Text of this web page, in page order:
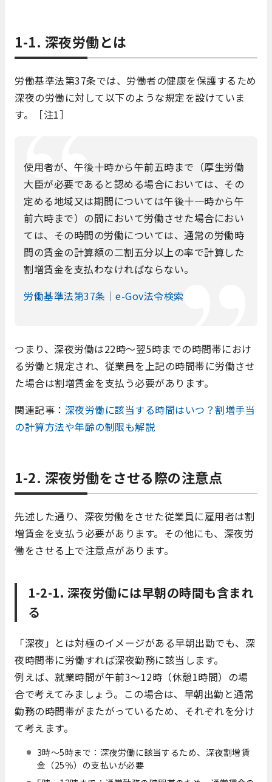
1-1. 深夜労働とは
労働基準法第37条では、労働者の健康を保護するため
深夜の労働に対して以下のような規定を設けていま
す。［注1］
使用者が、午後十時から午前五時まで（厚生労働
大臣が必要であると認める場合においては、その
定める地域又は期間については午後十一時から午
前六時まで）の間において労働させた場合におい
ては、その時間の労働については、通常の労働時
間の賃金の計算額の二割五分以上の率で計算した
割増賃金を支払わなければならない。
労働基準法第37条｜e-Gov法令検索
つまり、深夜労働は22時〜翌5時までの時間帯におけ
る労働と規定され、従業員を上記の時間帯に労働させ
た場合は割増賃金を支払う必要があります。
関連記事： 深夜労働に該当する時間はいつ？割増手当
の計算方法や年齢の制限も解説
1-2. 深夜労働をさせる際の注意点
先述した通り、深夜労働をさせた従業員に雇用者は割
増賃金を支払う必要があります。その他にも、深夜労
働をさせる上で注意点があります。
1-2-1. 深夜労働には早朝の時間も含まれ
る
「深夜」とは対極のイメージがある早朝出勤でも、深
夜時間帯に労働すれば深夜勤務に該当します。
例えば、就業時間が午前3～12時（休憩1時間）の場
合で考えてみましょう。この場合は、早朝出勤と通常
勤務の時間帯がまたがっているため、それぞれを分け
て考えます。
3時～5時まで：深夜労働に該当するため、深夜割増賃
金（25％）の支払いが必要